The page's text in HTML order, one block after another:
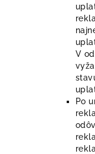
V
Po